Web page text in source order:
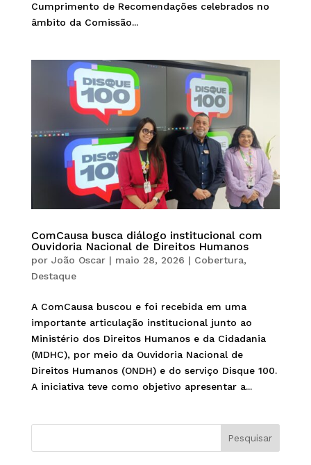
Cumprimento de Recomendações celebrados no
âmbito da Comissão...
ComCausa busca diálogo institucional com
Ouvidoria Nacional de Direitos Humanos
por João Oscar| maio 28, 2026 | Cobertura,
Destaque
A ComCausa buscou e foi recebida em uma
importante articulação institucional junto ao
Ministério dos Direitos Humanos e da Cidadania
(MDHC), por meio da Ouvidoria Nacional de
Direitos Humanos (ONDH) e do serviço Disque 100.
A iniciativa teve como objetivo apresentar a...
Pesquisar